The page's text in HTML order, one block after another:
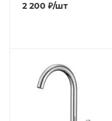
2 200 ₽/шт